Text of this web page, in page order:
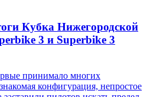
Кубка Нижегородской
3 и Superbike 3
принимало многих
конфигурация, непростое